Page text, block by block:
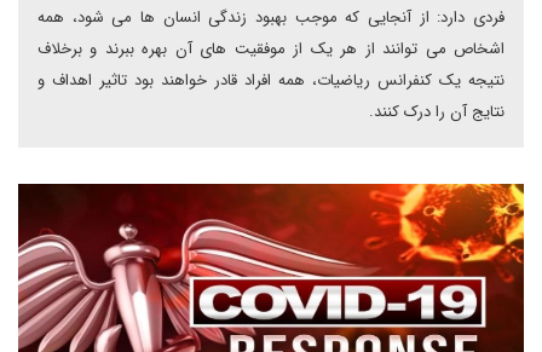
فردی دارد: از آنجایی که موجب بهبود زندگی انسان ها می شود، همه
اشخاص می توانند از هر یک از موفقیت های آن بهره ببرند و برخلاف
نتیجه یک کنفرانس ریاضیات، همه افراد قادر خواهند بود تاثیر اهداف و
نتایج آن را درک کنند.